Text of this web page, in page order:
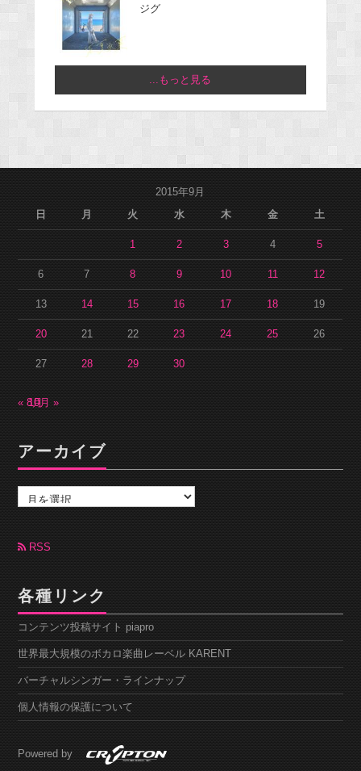
ジグ
...もっと見る
2015年9月
日
月 火 水 木 金 土
1 2 3 4 5
6 7 8 9 10 11 12
13 14 15 16 17 18 19
20 21 22 23 24 25 26
27 28 29 30
« 8月
10月 »
アーカイブ
カ
ブRSS
各種リンク
コンテンツ投稿サイト piapro
世界最大規模のボカロ楽曲レーベル KARENT
バーチャルシンガー・ラインナップ
個人情報の保護について
Powered by